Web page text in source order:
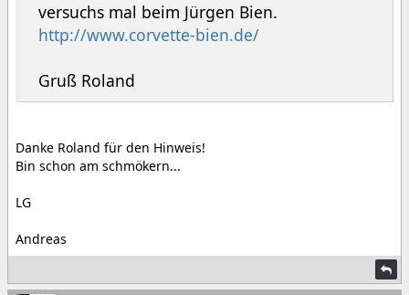
versuchs mal beim Jürgen Bien.
http://www.corvette-bien.de/
Gruß Roland
Danke Roland für den Hinweis!
Bin schon am schmökern...
LG
Andreas